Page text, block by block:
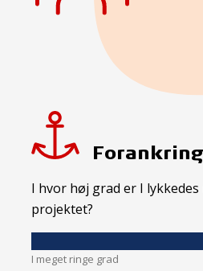
Forankring
I hvor høj grad er I
projektet?
I meget ringe grad